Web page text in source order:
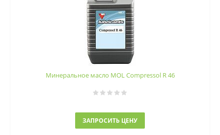
Минеральное масло MOL Compressol R 46
ЗАПРОСИТЬ ЦЕНУ